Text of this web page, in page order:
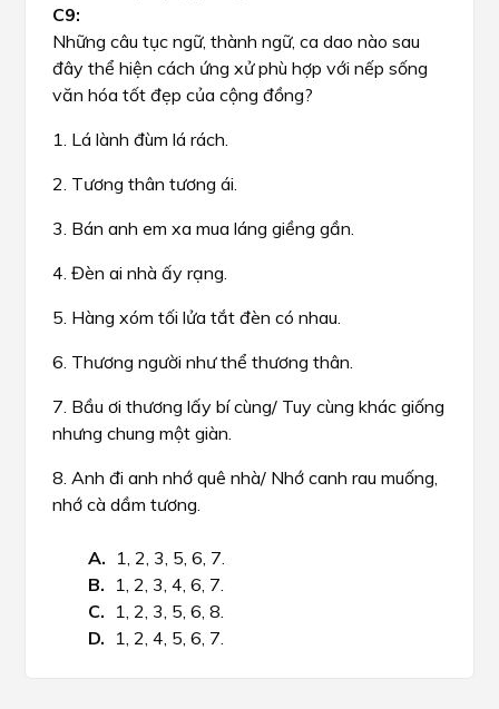
Những câu tục ngữ, thành ngữ, ca dao nào sau
đây thể hiện cách ứng xử phù hợp với nếp sống
văn hóa tốt đẹp của cộng đồng?
1. Lá lành đùm lá rách.
2. Tương thân tương ái.
3. Bán anh em xa mua láng giềng gần.
4. Đèn ai nhà ấy rạng.
5. Hàng xóm tối lửa tắt đèn có nhau.
6. Thương người như thể thương thân.
7. Bầu ơi thương lấy bí cùng/ Tuy cùng khác giống
nhưng chung một giàn.
8. Anh đi anh nhớ quê nhà/ Nhớ canh rau muống,
nhớ cà dầm tương.
1, 2, 3, 5, 6, 7.
1, 2, 3, 4, 6, 7.
1, 2, 3, 5, 6, 8.
1, 2, 4, 5, 6, 7.